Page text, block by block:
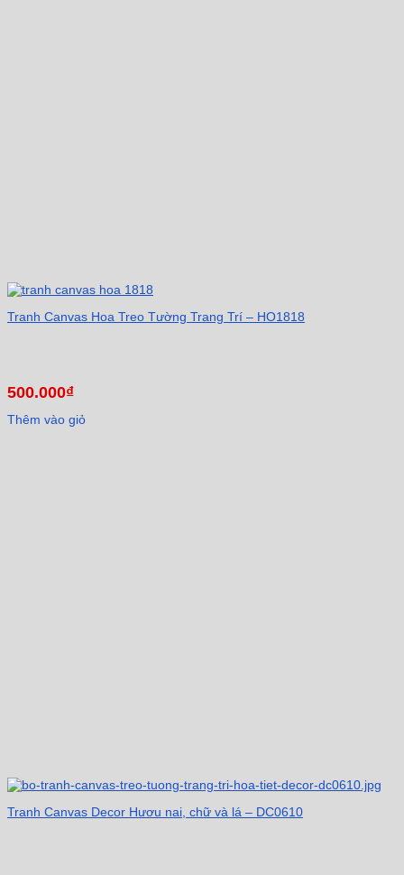
Tranh Canvas Hoa Treo Tường Trang Trí – HO1818
500.000₫
Thêm vào giỏ
Tranh Canvas Decor Hươu nai, chữ và lá – DC0610